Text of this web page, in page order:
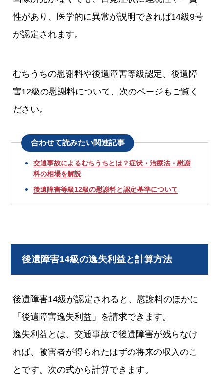
性があり、医学的に異常が説明できれば14級9号
が認定されます。
むちうちの慰謝料や後遺障害等級認定、後遺障
害12級の慰謝料について、次のページもご覧く
ださい。
合わせて読みたい関連記事
交通事故によるむちうちとは？症状・治療法・慰謝
料の相場を解説
後遺障害等級12級の慰謝料と認定基準について
後遺障害14級の逸失利益と計算方法
後遺障害14級が認定されると、慰謝料のほかに
「後遺障害逸失利益」を請求できます。
逸失利益とは、交通事故で後遺障害が残らなけ
れば、被害者が得られたはずの将来の収入のこ
とです。次の式から計算できます。